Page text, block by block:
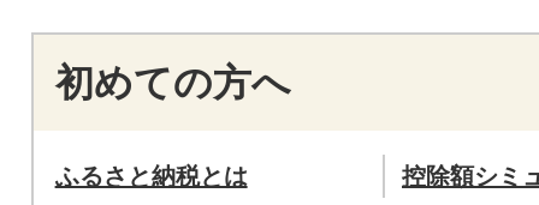
初めての方へ
ふるさと納税とは 控除額シミ